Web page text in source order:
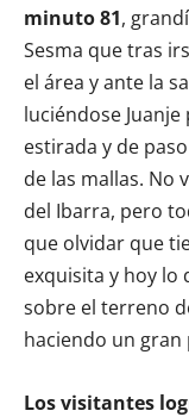
minuto 81,
Sesma que tras
el área y ante la
luciéndose
estirada y de
de las mallas. No
del Ibarra, pero
que olvidar que
exquisita y hoy lo
sobre el terreno
haciendo un gran
Los visitantes